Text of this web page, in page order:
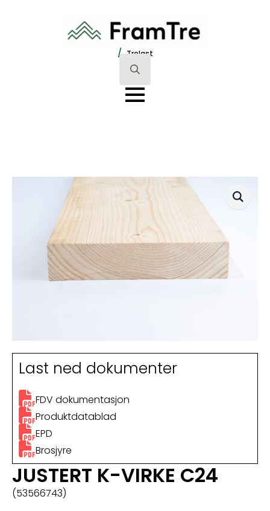
/ Trelast
Search
for:
Last ned dokumenter
FDV dokumentasjon
Produktdatablad
EPD
Brosjyre
JUSTERT K-VIRKE C24
(53566743)